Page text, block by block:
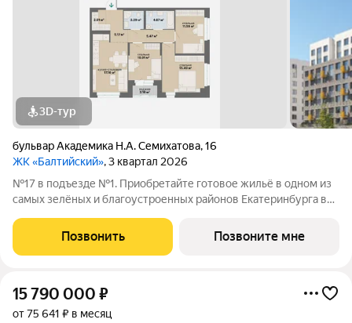
3D-тур
бульвар Академика Н.А. Семихатова,16
ЖК «Балтийский», 3 квартал 2026
№17 в подъезде №1. Приобретайте готовое жильё в одном из
самых зелёных и благоустроенных районов Екатеринбурга в
планировки: помимо стандартных, есть варианты с террасами,
антресолями,
Позвонить Позвоните мне
15 790 000 ₽
от 75 641 ₽ в месяц